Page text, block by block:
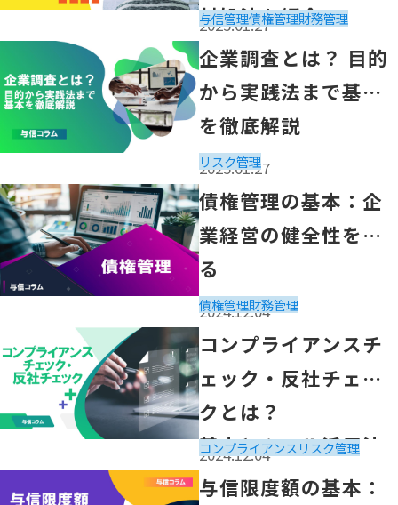
2025.01.27
対処法も紹介
与信管理債権管理財務管理
「企業調査とは？ 目的から実践法まで基本を徹底解説」
2025.01.27
企業調査とは？ 目的
から実践法まで基本
を徹底解説
リスク管理
「債権管理の基本：企業経営の健全性を守る」の記事を読
2024.12.04
債権管理の基本：企
業経営の健全性を守
る
債権管理財務管理
「コンプライアンスチェック・反社チェックとは？
基本とツール活用法を解説」の記事を読む
2024.12.04
コンプライアンスチ
ェック・反社チェッ
クとは？
基本とツール活用法
を解説
コンプライアンス リスク管理
「与信限度額の基本：不良債権リスクを回避するために
与信限度額の基本：